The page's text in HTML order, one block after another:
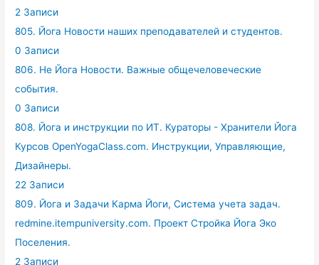
2 Записи
805. Йога Новости наших преподавателей и студентов.
0 Записи
806. Не Йога Новости. Важные общечеловеческие
события.
0 Записи
808. Йога и инструкции по ИТ. Кураторы - Хранители Йога
Курсов OpenYogaClass.com. Инструкции, Управляющие,
Дизайнеры.
22 Записи
809. Йога и Задачи Карма Йоги, Система учета задач.
redmine.itempuniversity.com. Проект Стройка Йога Эко
Поселения.
2 Записи